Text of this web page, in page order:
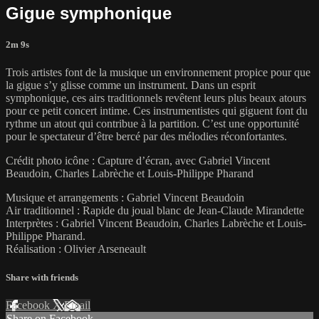
Gigue symphonique
2m 9s
Trois artistes font de la musique un environnement propice pour que
la gigue s’y glisse comme un instrument. Dans un esprit
symphonique, ces airs traditionnels revêtent leurs plus beaux atours
pour ce petit concert intime. Ces instrumentistes qui giguent font du
rythme un atout qui contribue à la partition. C’est une opportunité
pour le spectateur d’être bercé par des mélodies réconfortantes.
Crédit photo icône : Capture d’écran, avec Gabriel Vincent
Beaudoin, Charles Labrèche et Louis-Philippe Pharand
Musique et arrangements : Gabriel Vincent Beaudoin
Air traditionnel : Rapide du joual blanc de Jean-Claude Mirandette
Interprètes : Gabriel Vincent Beaudoin, Charles Labrèche et Louis-
Philippe Pharand.
Réalisation : Olivier Arseneault
Share with friends
Facebook XEmail